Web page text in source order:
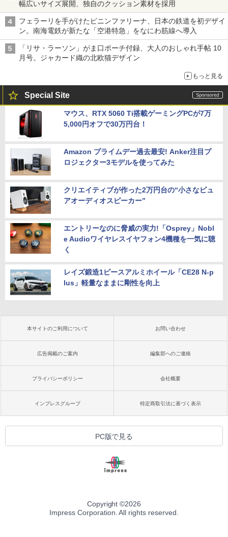
幅広いサイズ展開、独自のクッション素材を採用
フェラーリを手がけたピニンファリーナ、日本の鉄道を初デザイ
ン。南海電鉄が新たな「空港特急」をなにわ筋線へ導入
「リサ・ラーソン」がま口ポーチ付録、大人のおしゃれ手帖 10
月号。ジャカード織の北欧猫デザイン
もっと見る
Special Site
マウス、RTX 5060 Ti搭載ゲーミングPCが7万
5,000円オフで30万円台！
Amazon プライムデー過去最安! Anker注目プ
ロジェクター3モデルを使ってみた
クリエイティブが作った2万円台の“小さなピュ
アオーディオスピーカー”
エントリーなのに脅威の実力!「Osprey」Nobl
e Audioワイヤレスイヤフォン4機種を一気に聴
く
レイズ鍛造1ピースアルミホイール「CE28 N-p
lus」軽量なままに剛性を向上
本サイトのご利用について お問い合わせ
広告掲載のご案内 編集部へのご連絡
プライバシーポリシー 会社概要
インプレスグループ 特定商取引法に基づく表示
PC版で見る
Copyright ©2026
Impress Corporation. All rights reserved.